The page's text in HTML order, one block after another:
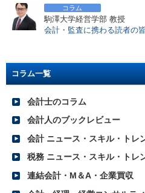
2016.12.26
「会計基準の選択に関する基本的な
2016.11.28
2016.11.21
バリュエーションのアプローチ
2016.11.14
会計士の税理士資格付与要件の
2016.10.31
2016.10.31
2016年上半期レポート（関西）
2016.10.31
コラム
駒澤大学経営学部 教授
会計・監査に携わる読者の皆さま
コラム一覧
会計士のコラム
会計人のブックレビュー
会計 ニュース・スキル・トレ
税務 ニュース・スキル・トレ
連結会計・M＆A・企業買収